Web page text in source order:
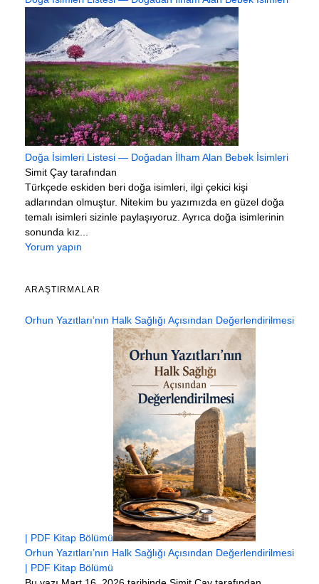
Doğa İsimleri Listesi — Doğadan İlham Alan Bebek İsimleri
Simit Çay tarafından
Türkçede eskiden beri doğa isimleri, ilgi çekici kişi
adlarından olmuştur. Nitekim bu yazımızda en güzel doğa
temalı isimleri sizinle paylaşıyoruz. Ayrıca doğa isimlerinin
sonunda kız...
Yorum yapın
ARAŞTIRMALAR
Orhun Yazıtları’nın Halk Sağlığı Açısından Değerlendirilmesi
| PDF Kitap Bölümü
Orhun Yazıtları’nın Halk Sağlığı Açısından Değerlendirilmesi
| PDF Kitap Bölümü